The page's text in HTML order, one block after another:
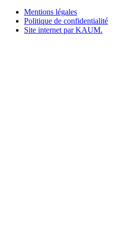
Mentions légales
Politique de confidentialité
Site internet par KAUM.